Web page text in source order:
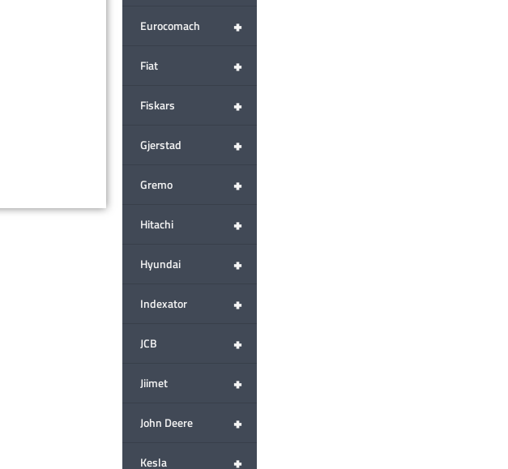
+
Eurocomach
+
Fiat
+
Fiskars
+
Gjerstad
+
Gremo
+
Hitachi
+
Hyundai
+
Indexator
+
JCB
+
Jiimet
+
John Deere
+
Kesla